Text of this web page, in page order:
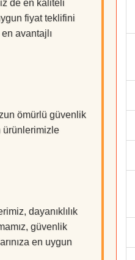
de en kaliteli
fiyat teklifini
avantajlı
ömürlü güvenlik
ürünlerimizle
dayanıklılık
güvenlik
en uygun